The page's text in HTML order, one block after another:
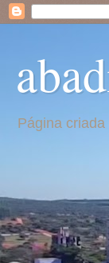
Página